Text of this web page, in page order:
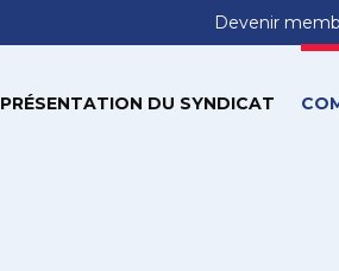
Devenir
PRÉSENTATION DU SYNDICAT